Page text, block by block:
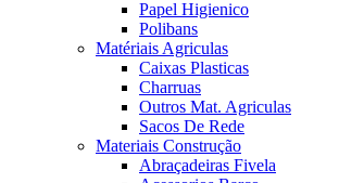
Papel Higienico
Polibans
Matériais Agriculas
Caixas Plasticas
Charruas
Outros Mat. Agriculas
Sacos De Rede
Materiais Construção
Abraçadeiras Fivela